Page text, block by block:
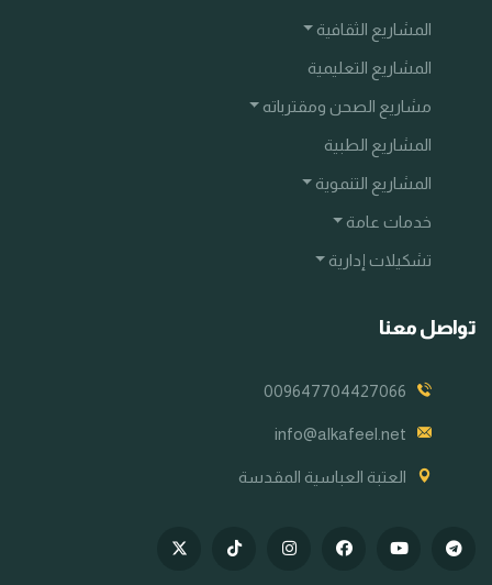
المشاريع الثقافية
المشاريع التعليمية
مشاريع الصحن ومقترباته
المشاريع الطبية
المشاريع التنموية
خدمات عامة
تشكيلات إدارية
تواصل معنا
009647704427066
info@alkafeel.net
العتبة العباسية المقدسة